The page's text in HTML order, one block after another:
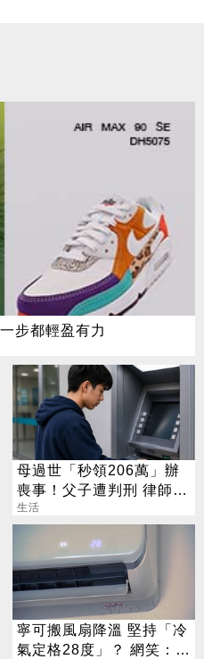
步都輕盈有力
母過世「秒領206萬」辦
喪事！父子遭判刑 律師：
搶錢先下手是罪
生活
寧可搬風扇降溫 堅持「冷
氣定格28度」？ 網笑：全